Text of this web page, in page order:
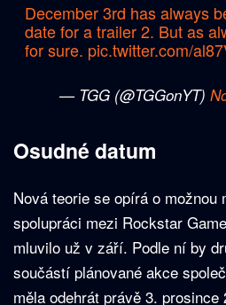
December 3rd has always
date for a trailer 2. But as
for sure. pic.twitter.com/
— TGG (@TGGonYT)
Osudné datum
Nová teorie se opírá o možnou
spolupráci mezi Rockstar
mluvilo už v září. Podle ní by
součástí plánované akce
měla odehrát právě 3. prosince